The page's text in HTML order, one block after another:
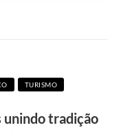
TURISMO
unindo tradição